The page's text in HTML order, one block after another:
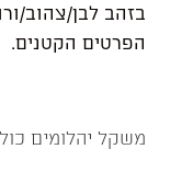
הפרטים הקטנים.
משקל יהלומים